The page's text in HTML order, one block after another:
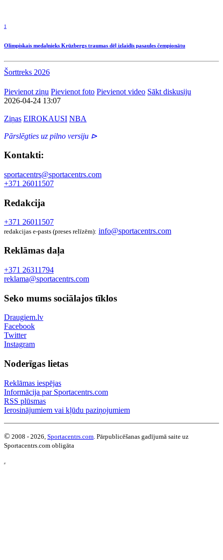
1
Olimpiskais medaļnieks Krūzbergs traumas dēļ izlaidīs pasaules čempionātu
Šorttreks 2026
Pievienot ziņu Pievienot foto Pievienot video Sākt diskusiju
2026-04-24 13:07
Ziņas EIROKAUSI NBA
Pārslēgties uz pilno versiju ⊳
Kontakti:
sportacentrs@sportacentrs.com
+371 26011507
Redakcija
+371 26011507
redakcijas e-pasts (preses relīzēm): info@sportacentrs.com
Reklāmas daļa
+371 26311794
reklama@sportacentrs.com
Seko mums sociālajos tīklos
Draugiem.lv
Facebook
Twitter
Instagram
Noderīgas lietas
Reklāmas iespējas
Informācija par Sportacentrs.com
RSS plūsmas
Ierosinājumiem vai kļūdu paziņojumiem
© 2008 - 2026, Sportacentrs.com . Pārpublicēšanas gadījumā saite uz
Sportacentrs.com obligāta